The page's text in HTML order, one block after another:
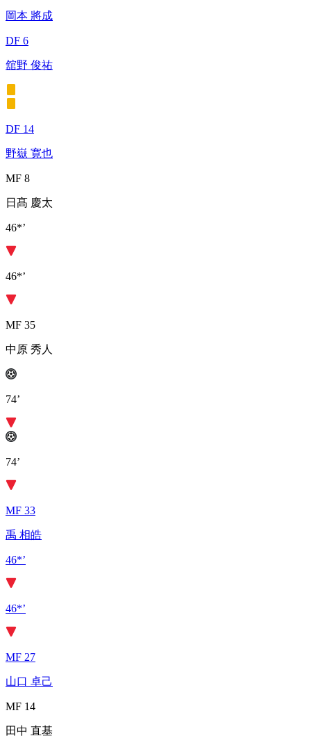
岡本 將成
DF 6
舘野 俊祐
DF 14
野嶽 寛也
MF 8
日髙 慶太
46*’
46*’
MF 35
中原 秀人
74’
74’
MF 33
禹 相皓
46*’
46*’
MF 27
山口 卓己
MF 14
田中 直基